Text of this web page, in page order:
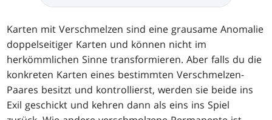
Karten mit Verschmelzen sind eine grausame Anomalie
doppelseitiger Karten und können nicht im
herkömmlichen Sinne transformieren. Aber falls du die
konkreten Karten eines bestimmten Verschmelzen-
Paares besitzt und kontrollierst, werden sie beide ins
Exil geschickt und kehren dann als eins ins Spiel